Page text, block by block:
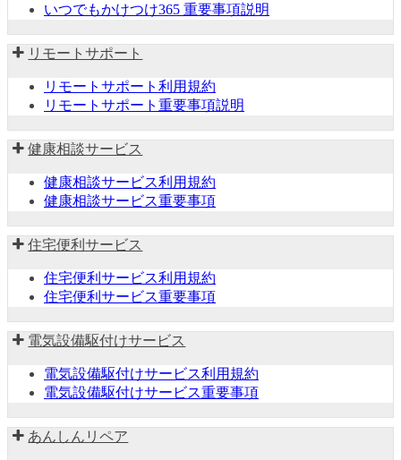
いつでもかけつけ365 重要事項説明
リモートサポート
リモートサポート利用規約
リモートサポート重要事項説明
健康相談サービス
健康相談サービス利用規約
健康相談サービス重要事項
住宅便利サービス
住宅便利サービス利用規約
住宅便利サービス重要事項
電気設備駆付けサービス
電気設備駆付けサービス利用規約
電気設備駆付けサービス重要事項
あんしんリペア